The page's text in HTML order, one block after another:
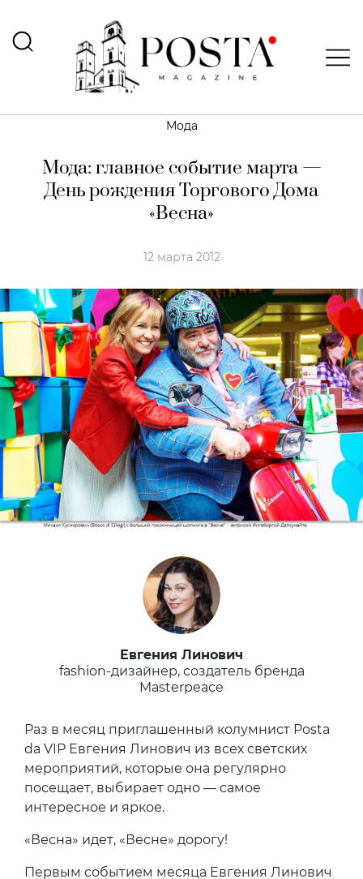
Мода
Мода: главное событие марта —
День рождения Торгового Дома
«Весна»
12 марта 2012
Евгения Линович
fashion-дизайнер, создатель бренда
Masterpeace
Раз в месяц приглашенный колумнист Posta
da VIP Евгения Линович из всех светских
мероприятий, которые она регулярно
посещает, выбирает одно — самое
интересное и яркое.
«Весна» идет, «Весне» дорогу!
Первым событием месяца Евгения Линович